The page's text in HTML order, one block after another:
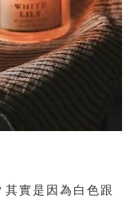
實是因為白色跟